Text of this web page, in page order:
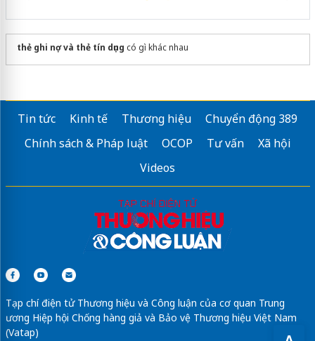
thẻ ghi nợ và thẻ tín dụng có gì khác nhau
Tin tức Kinh tế Thương hiệu
Chuyển động 389
Chính sách & Pháp luật
OCOP Tư vấn
Xã hội
Videos
Tạp chí điện tử Thương hiệu và Công luận của cơ quan Trung
ương Hiệp hội Chống hàng giả và Bảo vệ Thương hiệu Việt Nam
(Vatap)